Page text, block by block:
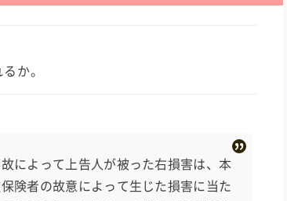
か。
によって上告人が被った右損害は、本
険者の故意によって生じた損害に当た